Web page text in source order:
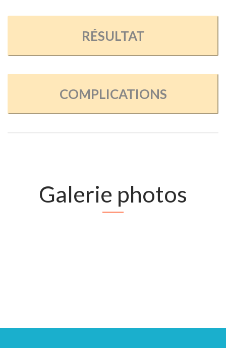
RÉSULTAT
COMPLICATIONS
Galerie photos